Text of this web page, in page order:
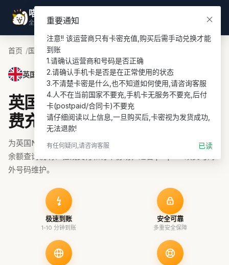
喵喵游全球
全球话费充值专家
首页 国家 英国话费充值
英国 · Now Mobile PIN UK
英国Now Mobile PIN UK话
费充值
为英国Now Mobile PIN UK号码充值话费、流量或套餐，支持
余额查询说明、在线支付和订单协助，适合 prepaid 续费与海
外号码维护。
极速到账
1-10 分钟到账
安全可靠
多重安全保障
重要通知
注意!! 该运营商只有卡密充值,购买后需手动兑换才能
到账
1.请确认运营商和号码是否正确
2.请确认手机卡是否是在正常使用的状态
3.不清楚卡密是什么,也不知道如何使用,请咨询客服
4.人不在当前国家不要充,手机卡无服务不要充,后付
卡(postpaid/合同卡)不要充
请仔细阅读以上信息,一旦购买后,卡密视为发货成功,
无法退款!
有任何疑问,请咨询客服 已读